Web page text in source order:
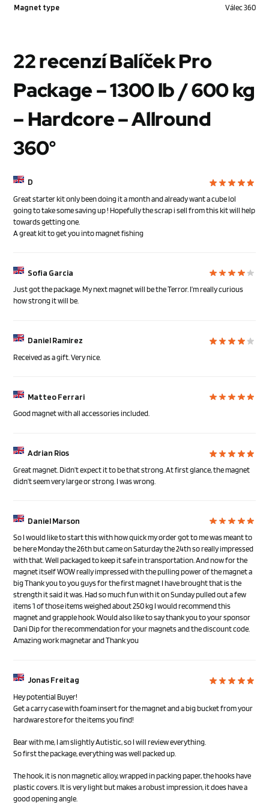
Magnet type Válec 360
22 recenzíBalíček Pro
Package – 1300 lb / 600 kg
– Hardcore – Allround
360°
D
Great starter kit only been doing it a month and already want a cube lol
going to take some saving up ! Hopefully the scrap i sell from this kit will help
towards getting one.
A great kit to get you into magnet fishing
Sofia Garcia
Just got the package. My next magnet will be the Terror. I’m really curious
how strong it will be.
Daniel Ramirez
Received as a gift. Very nice.
Matteo Ferrari
Good magnet with all accessories included.
Adrian Rios
Great magnet. Didn’t expect it to be that strong. At first glance, the magnet
didn’t seem very large or strong. I was wrong.
Daniel Marson
So I would like to start this with how quick my order got to me was meant to
be here Monday the 26th but came on Saturday the 24th so really impressed
with that. Well packaged to keep it safe in transportation. And now for the
magnet itself WOW really impressed with the pulling power of the magnet a
big Thank you to you guys for the first magnet I have brought that is the
strength it said it was. Had so much fun with it on Sunday pulled out a few
items 1 of those items weighed about 250 kg I would recommend this
magnet and grapple hook. Would also like to say thank you to your sponsor
Dani Dip for the recommendation for your magnets and the discount code.
Amazing work magnetar and Thank you
Jonas Freitag
Hey potential Buyer!
Get a carry case with foam insert for the magnet and a big bucket from your
hardware store for the items you find!
Bear with me, I am slightly Autistic, so I will review everything.
So first the package, everything was well packed up.
The hook, it is non magnetic alloy, wrapped in packing paper, the hooks have
plastic covers. It is very light but makes a robust impression, it does have a
good opening angle.